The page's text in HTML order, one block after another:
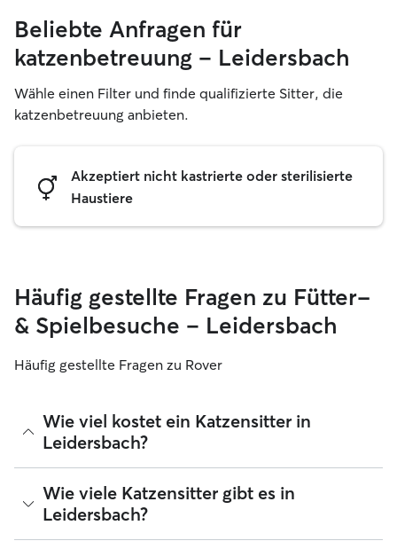
Beliebte Anfragen für
katzenbetreuung – Leidersbach
Wähle einen Filter und finde qualifizierte Sitter, die
katzenbetreuung anbieten.
Akzeptiert nicht kastrierte oder sterilisierte
Haustiere
Häufig gestellte Fragen zu Fütter-
& Spielbesuche – Leidersbach
Häufig gestellte Fragen zu Rover
Wie viel kostet ein Katzensitter in
Leidersbach?
Katzensitter können ihre Preise bei Rover frei festlegen. Die
durchschnittlichen Kosten für einen Rover-Katzensitter in
Leidersbach betragen seit August 2026 etwa 15 pro Nacht,
einschließlich der Servicegebühren von Rover. Der Preis
Wie viele Katzensitter gibt es in
Leidersbach?